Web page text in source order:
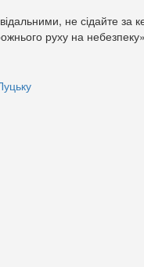
не сідайте
руху на